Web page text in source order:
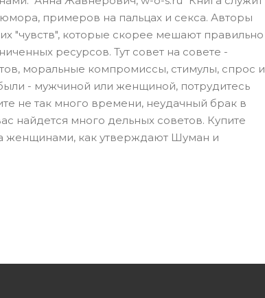
примеров на пальцах и секса. Авторы
"чувств", которые скорее мешают правильно
ресурсов. Тут совет на совете -
моральные компромиссы, стимулы, спрос и
- мужчиной или женщиной, потрудитесь
не так много времени, неудачный брак в
найдется много дельных советов. Купите
женщинами, как утверждают Шуман и